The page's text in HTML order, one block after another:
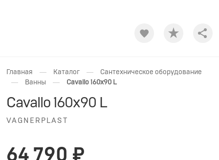
Главная — Каталог — Сантехническое оборудование
— Ванны — Cavallo 160x90 L
Cavallo 160x90 L
VAGNERPLAST
64 790 ₽